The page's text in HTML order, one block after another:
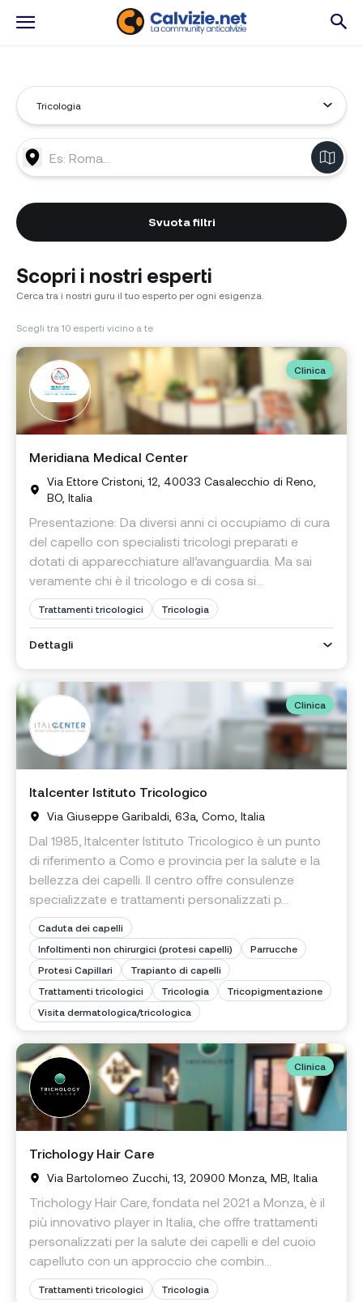
Svuota filtri
Scopri i nostri esperti
Cerca tra i nostri guru il tuo esperto per ogni esigenza.
Scegli tra 10 esperti vicino a te
Clinica
Meridiana Medical Center
Via Ettore Cristoni, 12, 40033 Casalecchio di Reno,
BO, Italia
Presentazione: Da diversi anni ci occupiamo di cura
del capello con specialisti tricologi preparati e
dotati di apparecchiature all’avanguardia. Ma sai
veramente chi è il tricologo e di cosa si...
Trattamenti tricologici Tricologia
Dettagli
Clinica
Italcenter Istituto Tricologico
Via Giuseppe Garibaldi, 63a, Como, Italia
Dal 1985, Italcenter Istituto Tricologico è un punto
di riferimento a Como e provincia per la salute e la
bellezza dei capelli. Il centro offre consulenze
specializzate e trattamenti personalizzati p...
Caduta dei capelli
Infoltimenti non chirurgici (protesi capelli)
Parrucche
Protesi Capillari
Trapianto di capelli
Trattamenti tricologici
Tricologia
Tricopigmentazione
Visita dermatologica/tricologica
Clinica
Trichology Hair Care
Via Bartolomeo Zucchi, 13, 20900 Monza, MB, Italia
Trichology Hair Care, fondata nel 2021 a Monza, è il
più innovativo player in Italia, che offre trattamenti
personalizzati per la salute dei capelli e del cuoio
capelluto con un approccio che combin...
Trattamenti tricologici Tricologia